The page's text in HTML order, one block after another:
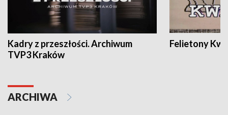
Kadry z przeszłości. Archiwum
TVP3 Kraków
Felietony
ARCHIWA